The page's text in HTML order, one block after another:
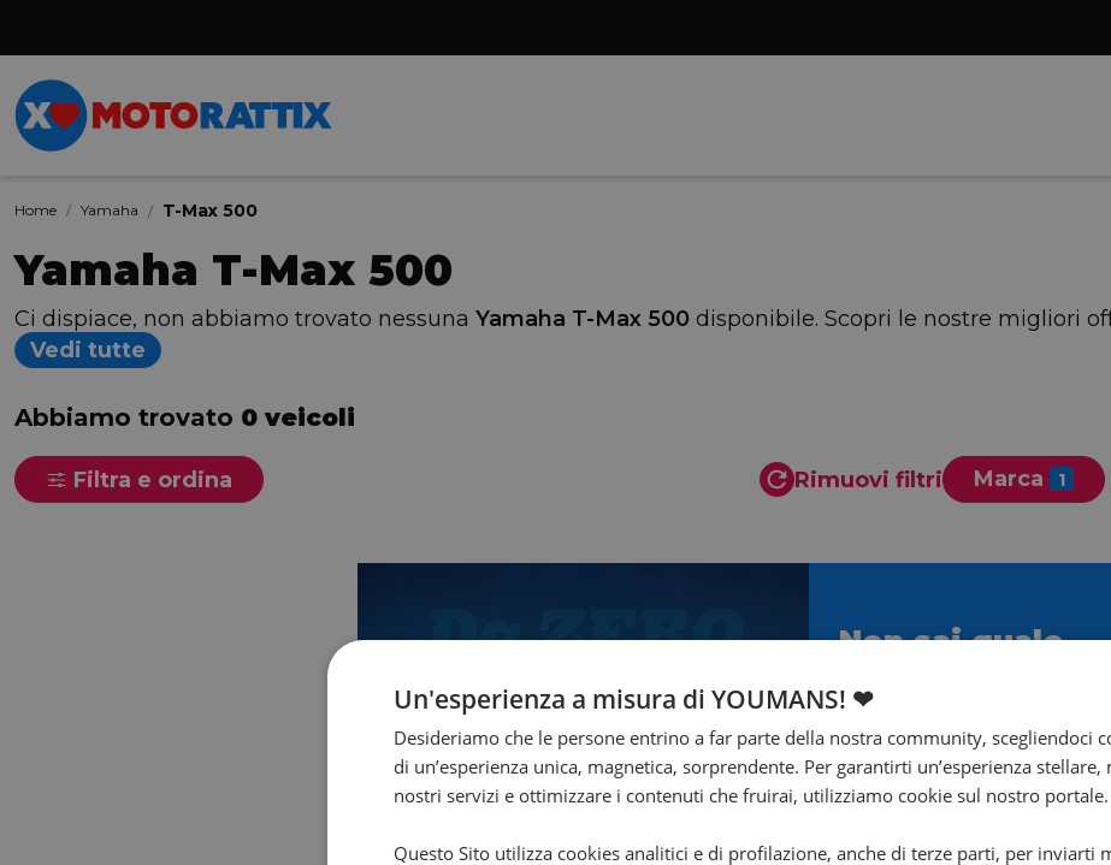
Home Yamaha T-Max 500
Yamaha T-Max 500
Ci dispiace, non abbiamo trovato nessuna Yamaha T-Max 500 disponibile. Scopri le nostre migliori
Vedi tutte
Abbiamo trovato 0 veicoli
Filtra e ordina Rimuovi filtri Marca
Non sai quale
Ti aiuta Francesco!
Contattalo subito!
Un'esperienza a misura di YOUMANS! ❤
Desideriamo che le persone entrino a far parte della nostra community, scegliendoci
di un’esperienza unica, magnetica, sorprendente. Per garantirti un’esperienza
nostri servizi e ottimizzare i contenuti che fruirai, utilizziamo cookie sul nostro portale.
Questo Sito utilizza cookies analitici e di profilazione, anche di terze parti, per inviarti